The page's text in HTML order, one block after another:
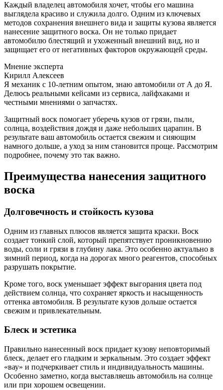
Каждый владелец автомобиля хочет, чтобы его машина
выглядела красиво и служила долго. Одним из ключевых
методов сохранения внешнего вида и защиты кузова является
нанесение защитного воска. Он не только придает
автомобилю блестящий и ухоженный внешний вид, но и
защищает его от негативных факторов окружающей среды.
Мнение эксперта
Кирилл Алексеев
Я механик с 10-летним опытом, знаю автомобили от А до Я.
Делюсь реальными кейсами из сервиса, лайфхаками и
честными мнениями о запчастях.
Защитный воск помогает уберечь кузов от грязи, пыли,
солнца, воздействия дождя и даже небольших царапин. В
результате ваш автомобиль остается свежим и сияющим
намного дольше, а уход за ним становится проще. Рассмотрим
подробнее, почему это так важно.
Преимущества нанесения защитного
воска
Долговечность и стойкость кузова
Одним из главных плюсов является защита краски. Воск
создает тонкий слой, который препятствует проникновению
воды, соли и грязи в глубину лака. Это особенно актуально в
зимний период, когда на дорогах много реагентов, способных
разрушать покрытие.
Кроме того, воск уменьшает эффект выгорания цвета под
действием солнца, что сохраняет яркость и насыщенность
оттенка автомобиля. В результате кузов дольше остается
свежим и привлекательным.
Блеск и эстетика
Правильно нанесенный воск придает кузову неповторимый
блеск, делает его гладким и зеркальным. Это создает эффект
«вау» и подчеркивает стиль и индивидуальность машины.
Особенно заметно, когда выставляешь автомобиль на солнце
или при хорошем освещении.